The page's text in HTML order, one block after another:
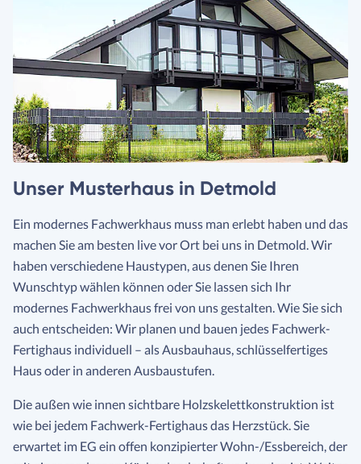
Unser Musterhaus in Detmold
Ein modernes Fachwerkhaus muss man erlebt haben und das
machen Sie am besten live vor Ort bei uns in Detmold. Wir
haben verschiedene Haustypen, aus denen Sie Ihren
Wunschtyp wählen können oder Sie lassen sich Ihr
modernes Fachwerkhaus frei von uns gestalten. Wie Sie sich
auch entscheiden: Wir planen und bauen jedes Fachwerk-
Fertighaus individuell – als Ausbauhaus, schlüsselfertiges
Haus oder in anderen Ausbaustufen.
Die außen wie innen sichtbare Holzskelettkonstruktion ist
wie bei jedem Fachwerk-Fertighaus das Herzstück. Sie
erwartet im EG ein offen konzipierter Wohn-/Essbereich, der